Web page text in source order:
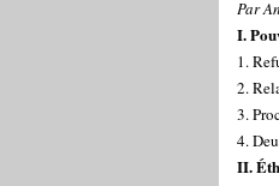
Par
I.
1.
2.
3.
4.
II.